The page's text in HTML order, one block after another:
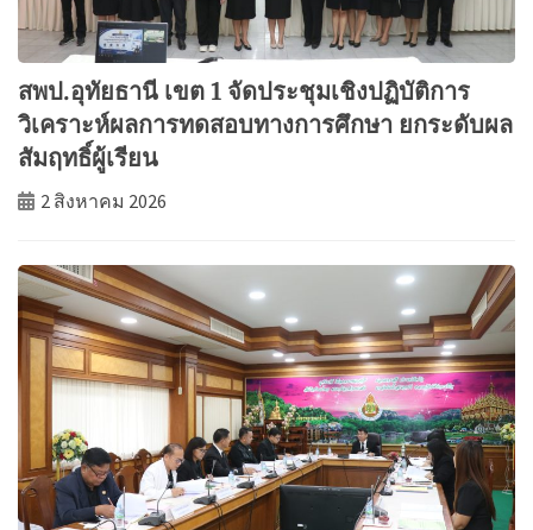
สพป.อุทัยธานี เขต 1 จัดประชุมเชิงปฏิบัติการ
วิเคราะห์ผลการทดสอบทางการศึกษา ยกระดับผล
สัมฤทธิ์ผู้เรียน
2 สิงหาคม 2026